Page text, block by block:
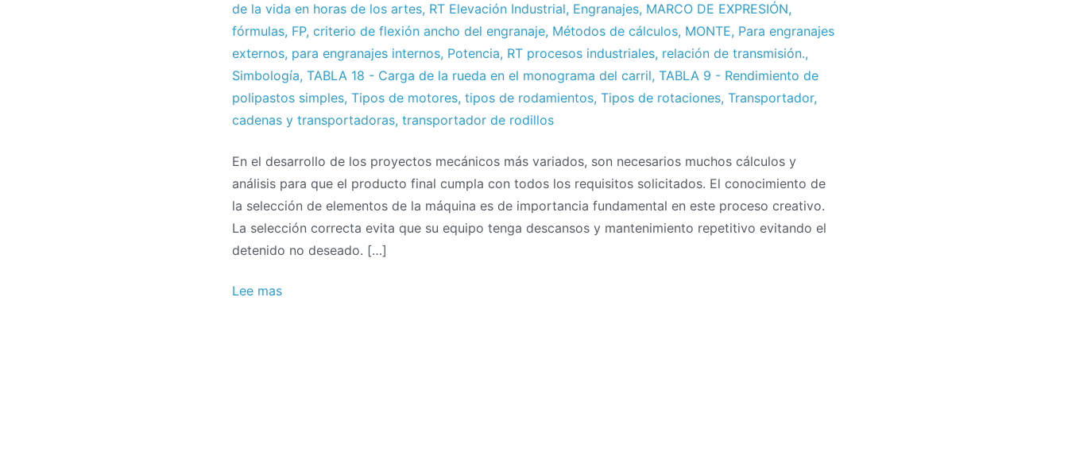
de la vida en horas de los artes, RT Elevación Industrial, Engranajes, MARCO DE EXPRESIÓN,
fórmulas, FP, criterio de flexión ancho del engranaje, Métodos de cálculos, MONTE, Para engranajes
externos, para engranajes internos, Potencia, RT procesos industriales, relación de transmisión.,
Simbología, TABLA 18 - Carga de la rueda en el monograma del carril, TABLA 9 - Rendimiento de
polipastos simples, Tipos de motores, tipos de rodamientos, Tipos de rotaciones, Transportador,
cadenas y transportadoras, transportador de rodillos
En el desarrollo de los proyectos mecánicos más variados, son necesarios muchos cálculos y
análisis para que el producto final cumpla con todos los requisitos solicitados. El conocimiento de
la selección de elementos de la máquina es de importancia fundamental en este proceso creativo.
La selección correcta evita que su equipo tenga descansos y mantenimiento repetitivo evitando el
detenido no deseado. […]
Lee mas